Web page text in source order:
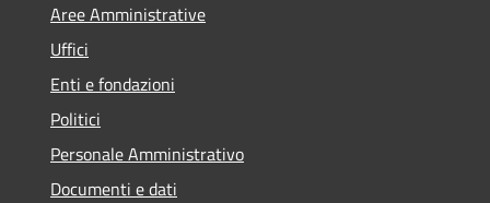
Aree Amministrative
Uffici
Enti e fondazioni
Politici
Personale Amministrativo
Documenti e dati